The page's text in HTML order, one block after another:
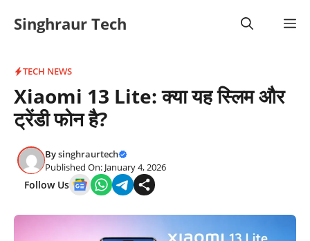
Singhraur Tech
TECH NEWS
Xiaomi 13 Lite: क्या यह स्लिम और
ट्रेंडी फोन है?
Bysinghraurtech
Published On: January 4, 2026
Follow Us